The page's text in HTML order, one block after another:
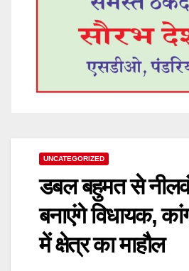
UNCATEGORIZED
डबल बहुमत से
बनाएंगे विधायक,
में क्षेत्र का माहौल